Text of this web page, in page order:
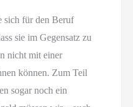
sich für den Beruf
sie im Gegensatz zu
nicht mit einer
können. Zum Teil
sogar noch ein